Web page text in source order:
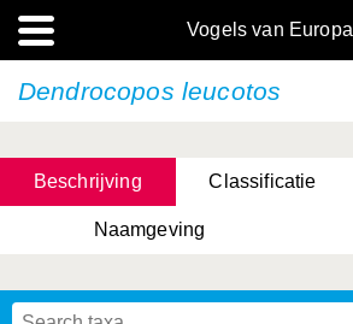
Vogels van Europa
Dendrocopos leucotos
Beschrijving Classificatie
Naamgeving